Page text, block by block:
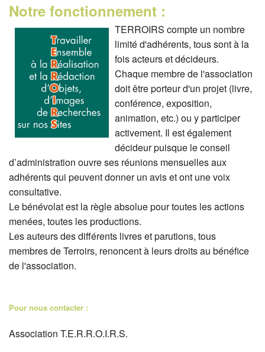
Notre fonctionnement :
TERROIRS compte un nombre
limité d'adhérents, tous sont à la
fois acteurs et décideurs.
Chaque membre de l'association
doit être porteur d'un projet (livre,
conférence, exposition,
animation, etc.) ou y participer
activement. Il est également
décideur puisque le conseil
d’administration ouvre ses réunions mensuelles aux
adhérents qui peuvent donner un avis et ont une voix
consultative.
Le bénévolat est la règle absolue pour toutes les actions
menées, toutes les productions.
Les auteurs des différents livres et parutions, tous
membres de Terroirs, renoncent à leurs droits au bénéfice
de l'association.
Pour nous contacter :
Association T.E.R.R.O.I.R.S.